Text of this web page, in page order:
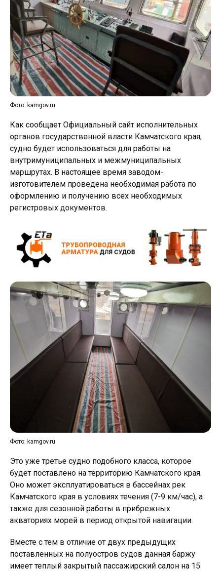
Фото: kamgov.ru
Как сообщает Официальный сайт исполнительных
органов государственной власти Камчатского края,
судно будет использоваться для работы на
внутримуниципальных и межмуниципальных
маршрутах. В настоящее время заводом-
изготовителем проведена необходимая работа по
оформлению и получению всех необходимых
регистровых документов.
Фото: kamgov.ru
Это уже третье судно подобного класса, которое
будет поставлено на территорию Камчатского края.
Оно может эксплуатироваться в бассейнах рек
Камчатского края в условиях течения (7-9 км/час), а
также для сезонной работы в прибрежных
акваториях морей в период открытой навигации.
Вместе с тем в отличие от двух предыдущих
поставленных на полуостров судов данная баржу
имеет теплый закрытый пассажирский салон на 15